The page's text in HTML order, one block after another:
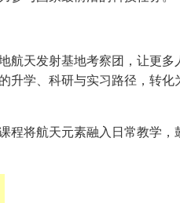
天发射基地考察团，让更
学、科研与实习路径，转
将航天元素融入日常教学